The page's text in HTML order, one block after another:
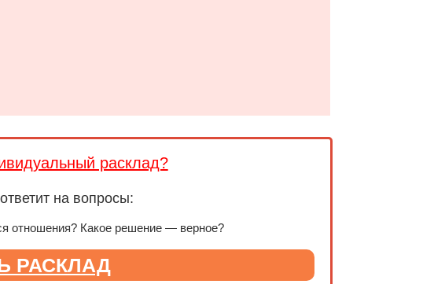
расклад?
на вопросы:
отношения? Какое решение — верное?
РАСКЛАД